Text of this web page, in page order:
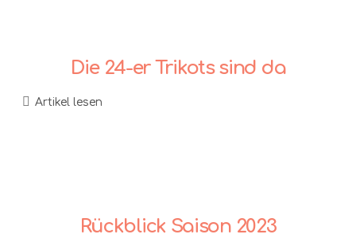
Die 24-er Trikots sind da
Artikel lesen
Rückblick Saison 2023